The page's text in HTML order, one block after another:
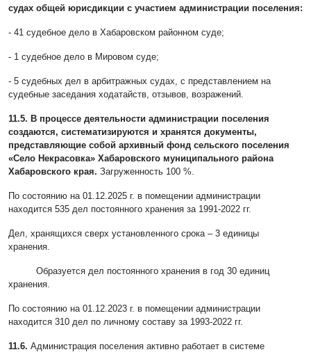
судах общей юрисдикции с участием администрации поселения:
- 41 судебное дело в Хабаровском районном суде;
- 1 судебное дело в Мировом суде;
- 5 судебных дел в арбитражных судах, с представлением на
судебные заседания ходатайств, отзывов, возражений.
11.5. В процессе деятельности администрации поселения
создаются, систематизируются и хранятся документы,
представляющие собой архивный фонд сельского поселения
«Село Некрасовка» Хабаровского муниципального района
Хабаровского края. Загруженность 100 %.
По состоянию на 01.12.2025 г. в помещении администрации
находится 535 дел постоянного хранения за 1991-2022 гг.
Дел, хранящихся сверх установленного срока – 3 единицы
хранения.
Образуется дел постоянного хранения в год 30 единиц
хранения.
По состоянию на 01.12.2023 г. в помещении администрации
находится 310 дел по личному составу за 1993-2022 гг.
11.6. Администрация поселения активно работает в системе